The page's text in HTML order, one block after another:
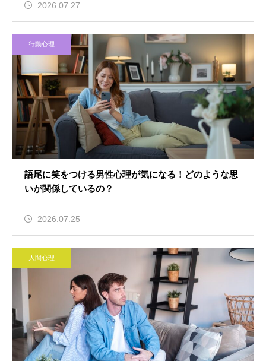
2026.07.27
行動心理
語尾に笑をつける男性心理が気になる！どのような思
いが関係しているの？
2026.07.25
人間心理